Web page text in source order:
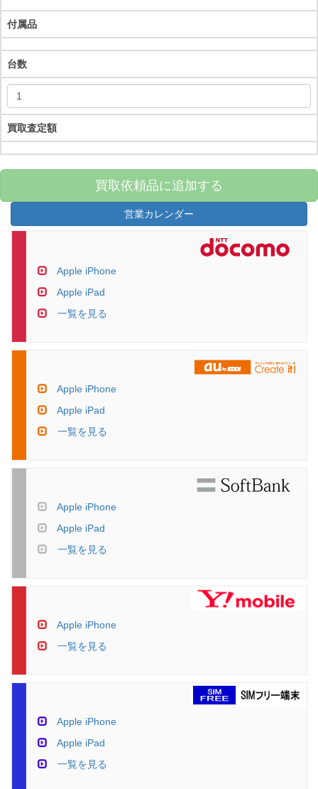
付属品
台数
買取査定額
買取依頼品に追加する
営業カレンダー
Apple iPhone
Apple iPad
一覧を見る
Apple iPhone
Apple iPad
一覧を見る
Apple iPhone
Apple iPad
一覧を見る
Apple iPhone
一覧を見る
Apple iPhone
Apple iPad
一覧を見る